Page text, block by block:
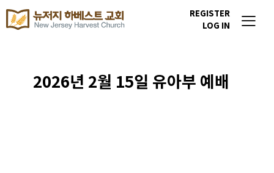
REGISTER
LOG IN
2026년 2월 15일 유아부 예배